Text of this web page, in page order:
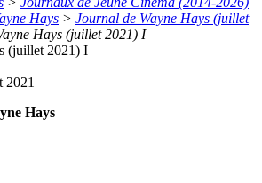
Hays > Journal de Wayne Hays (juillet
Hays (juillet 2021) I
(juillet 2021) I
2021
Hays